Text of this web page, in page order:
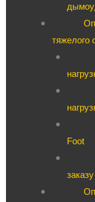
тяжелого
Foot
заказу